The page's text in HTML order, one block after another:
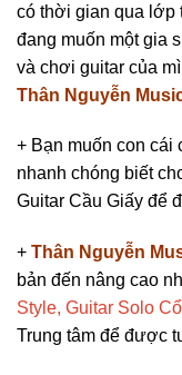
có thời gian qua lớp
đang muốn một gia
và chơi guitar của
Thân Nguyễn
+ Bạn muốn con cái
nhanh chóng biết
Guitar Cầu Giấy để
+ Thân Nguyễn
bản đến nâng cao
Style, Guitar Solo
Trung tâm để được